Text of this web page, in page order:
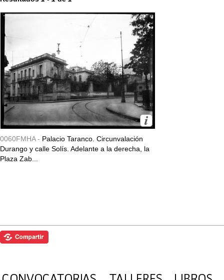
0060FMHA - Palacio Taranco. Circunvalación
Durango y calle Solís. Adelante a la derecha, la
Plaza Zab...